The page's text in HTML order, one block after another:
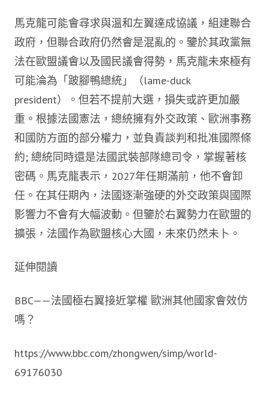
馬克龍可能會尋求與溫和左翼達成協議，組建聯合
政府，但聯合政府仍然會是混亂的。鑒於其政黨無
法在歐盟議會以及國民議會得勢，馬克龍未來極有
可能淪為「跛腳鴨總統」（lame-duck
president）。但若不提前大選，損失或許更加嚴
重。根據法國憲法，總統擁有外交政策、歐洲事務
和國防方面的部分權力，並負責談判和批准國際條
約; 總統同時還是法國武裝部隊總司令，掌握著核
密碼。馬克龍表示，2027年任期滿前，他不會卸
任。在其任期內，法國逐漸強硬的外交政策與國際
影響力不會有大幅波動。但鑒於右翼勢力在歐盟的
擴張，法國作為歐盟核心大國，未來仍然未卜。
延伸閱讀
BBC——法國極右翼接近掌權 歐洲其他國家會效仿
嗎？
https://www.bbc.com/zhongwen/simp/world-
69176030